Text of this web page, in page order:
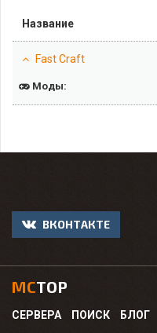
Название
Fast Craft
Моды:
ВКОНТАКТЕ
MCTOP
СЕРВЕРА ПОИСК БЛОГ